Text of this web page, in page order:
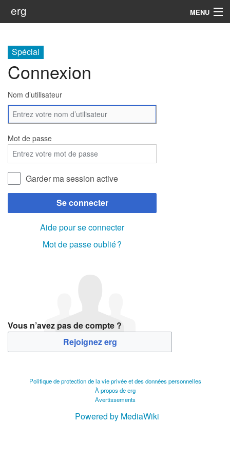
erg MENU
Soutien
Web
Spécial
Connexion
Nom d’utilisateur
Mot de passe
Garder ma session active
Se connecter
Aide pour se connecter
Mot de passe oublié ?
Vous n’avez pas de compte ?
Rejoignez erg
Politique de protection de la vie privée et des données personnelles
À propos de erg
Avertissements
Powered by MediaWiki